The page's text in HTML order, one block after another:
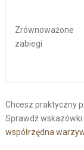
Zrównoważone
zabiegi
Chcesz praktyczny
Sprawdź wskazówki
współrzędna